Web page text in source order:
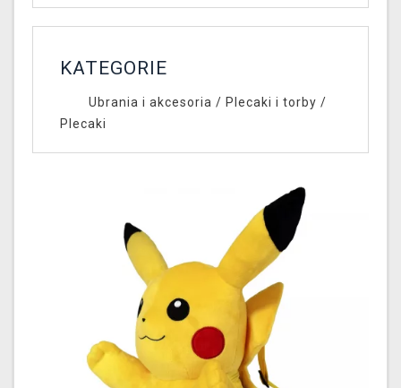
KATEGORIE
Ubrania i akcesoria / Plecaki i torby /
Plecaki